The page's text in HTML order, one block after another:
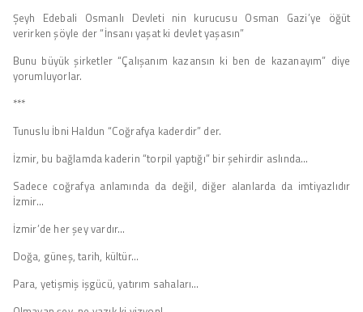
Şeyh Edebali Osmanlı Devleti nin kurucusu Osman Gazi’ye öğüt
verirken şöyle der “İnsanı yaşat ki devlet yaşasın”
Bunu büyük şirketler “Çalışanım kazansın ki ben de kazanayım” diye
yorumluyorlar.
***
Tunuslu İbni Haldun “Coğrafya kaderdir” der.
İzmir, bu bağlamda kaderin “torpil yaptığı” bir şehirdir aslında…
Sadece coğrafya anlamında da değil, diğer alanlarda da imtiyazlıdır
İzmir…
İzmir’de her şey vardır…
Doğa, güneş, tarih, kültür…
Para, yetişmiş işgücü, yatırım sahaları…